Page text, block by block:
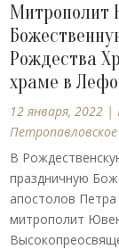
Митрополит
Рождества
храме в
12 января, 2022 |
В
праздничную
апостолов
митрополит